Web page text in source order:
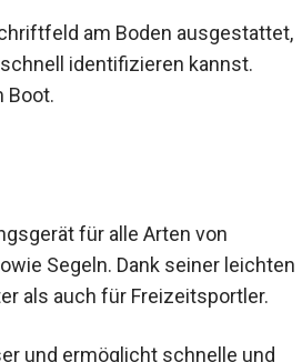
am Boden ausgestattet,
identifizieren kannst.
für alle Arten von
Segeln. Dank seiner leichten
als auch für Freizeitsportler.
und ermöglicht schnelle und